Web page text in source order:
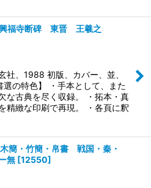
福寺断碑 東晋 王羲之
社、1988 初版、カバー、並、
選の特色】 ・手本として、また
な古典を尽く収録。 ・拓本・真
精緻な印刷で再現。 ・各頁に釈
簡・竹簡・帛書 戦国・秦・
無 [12550]